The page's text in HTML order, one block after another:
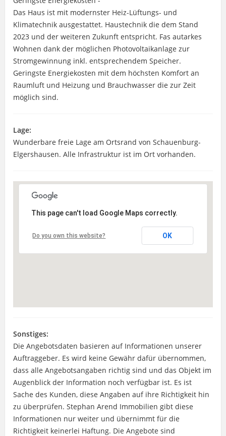
Das Haus ist mit modernster Heiz-Lüftungs- und
Klimatechnik ausgestattet. Haustechnik die dem Stand
2023 und der weiteren Zukunft entspricht. Fas autarkes
Wohnen dank der möglichen Photovoltaikanlage zur
Stromgewinnung inkl. entsprechendem Speicher.
Geringste Energiekosten mit dem höchsten Komfort an
Raumluft und Heizung und Brauchwasser die zur Zeit
möglich sind.
Lage:
Wunderbare freie Lage am Ortsrand von Schauenburg-
Elgershausen. Alle Infrastruktur ist im Ort vorhanden.
This page can't load Google Maps correctly.
Do you own this website? OK
Sonstiges:
Die Angebotsdaten basieren auf Informationen unserer
Auftraggeber. Es wird keine Gewähr dafür übernommen,
dass alle Angebotsangaben richtig sind und das Objekt im
Augenblick der Information noch verfügbar ist. Es ist
Sache des Kunden, diese Angaben auf ihre Richtigkeit hin
zu überprüfen. Stephan Arend Immobilien gibt diese
Informationen nur weiter und übernimmt für die
Richtigkeit keinerlei Haftung. Die Angebote sind